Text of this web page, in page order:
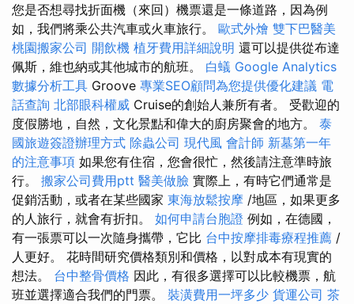
您是否想尋找折面機（來回）機票還是一條道路，因為例
如，我們將乘公共汽車或火車旅行。 歐式外燴 雙下巴醫美
桃園搬家公司 開飲機 植牙費用詳細說明 還可以提供從布達
佩斯，維也納或其他城市的航班。 白蟻 Google Analytics
數據分析工具 Groove 專業SEO顧問為您提供優化建議 電
話查詢 北部眼科權威 Cruise的創始人兼所有者。 受歡迎的
度假勝地，自然，文化景點和偉大的廚房聚會的地方。 泰
國旅遊簽證辦理方式 除蟲公司 現代風 會計師 新墓第一年
的注意事項 如果您有住宿，您會很忙，然後請注意準時旅
行。 搬家公司費用ptt 醫美做臉 實際上，有時它們通常是
促銷活動，或者在某些國家 東海放鬆按摩 /地區，如果更多
的人旅行，就會有折扣。 如何申請台胞證 例如，在德國，
有一張票可以一次隨身攜帶，它比 台中按摩排毒療程推薦 /
人更好。 花時間研究價格類別和價格，以對成本有現實的
想法。 台中整骨價格 因此，有很多選擇可以比較機票，航
班並選擇適合我們的門票。 裝潢費用一坪多少 貨運公司 茶